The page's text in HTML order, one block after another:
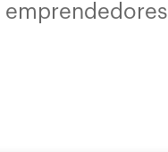
emprendedores